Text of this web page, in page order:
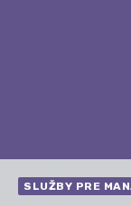
SLUŽBY PRE